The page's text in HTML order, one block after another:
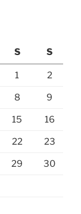
S S
1 2
8 9
15 16
22 23
29 30